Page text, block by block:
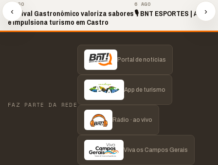
‹
6 AGO
Festival Gastronômico valoriza sabores
e impulsiona turismo em Castro
6 AGO
🎙️ BNT ESPORTES | AO ›
FAZ PARTE DA REDE
Portal de notícias
App de turismo
Rádio · ao vivo
Viva os Campos Gerais